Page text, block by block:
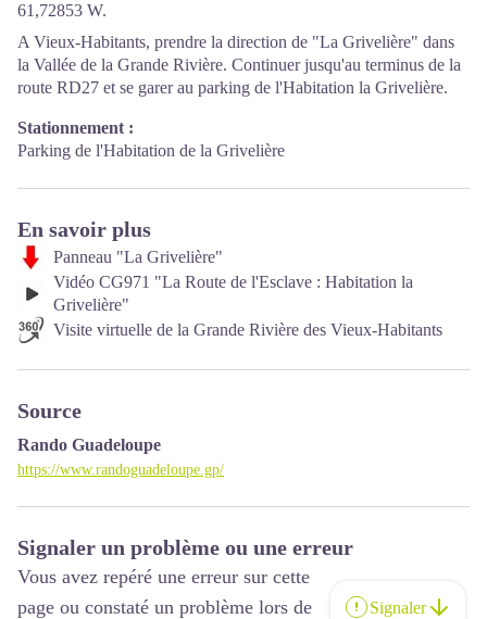
61,72853 W.
A Vieux-Habitants, prendre la direction de "La Grivelière" dans
la Vallée de la Grande Rivière. Continuer jusqu'au terminus de la
route RD27 et se garer au parking de l'Habitation la Grivelière.
Stationnement :
Parking de l'Habitation de la Grivelière
En savoir plus
Panneau "La Grivelière"
Vidéo CG971 "La Route de l'Esclave : Habitation la
Grivelière"
Visite virtuelle de la Grande Rivière des Vieux-Habitants
Source
Rando Guadeloupe
https://www.randoguadeloupe.gp/
Signaler un problème ou une erreur
Vous avez repéré une erreur sur cette
page ou constaté un problème lors de
Signaler